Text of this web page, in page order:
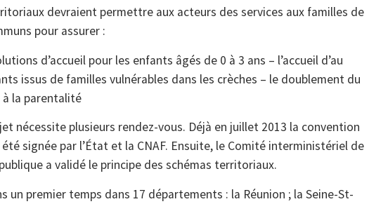
devraient permettre aux acteurs des services aux familles de
pour assurer :
d’accueil pour les enfants âgés de 0 à 3 ans – l’accueil d’au
issus de familles vulnérables dans les crèches – le doublement du
la parentalité
nécessite plusieurs rendez-vous. Déjà en juillet 2013 la convention
signée par l’État et la CNAF. Ensuite, le Comité interministériel de
a validé le principe des schémas territoriaux.
un premier temps dans 17 départements : la Réunion ; la Seine-St-